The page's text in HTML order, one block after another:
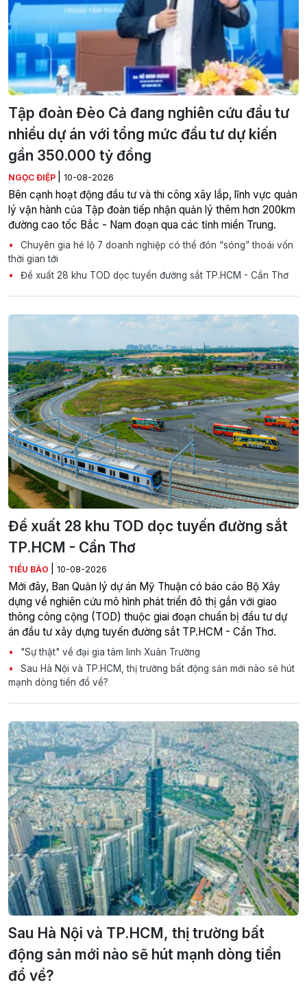
Tập đoàn Đèo Cả đang nghiên cứu đầu tư
nhiều dự án với tổng mức đầu tư dự kiến
gần 350.000 tỷ đồng
NGỌC ĐIỆP 10-08-2026
Bên cạnh hoạt động đầu tư và thi công xây lắp, lĩnh vực quản
lý vận hành của Tập đoàn tiếp nhận quản lý thêm hơn 200km
đường cao tốc Bắc - Nam đoạn qua các tỉnh miền Trung.
Chuyên gia hé lộ 7 doanh nghiệp có thể đón “sóng” thoái vốn
thời gian tới
Đề xuất 28 khu TOD dọc tuyến đường sắt TP.HCM - Cần Thơ
Đề xuất 28 khu TOD dọc tuyến đường sắt
TP.HCM - Cần Thơ
TIỂU BẢO 10-08-2026
Mới đây, Ban Quản lý dự án Mỹ Thuận có báo cáo Bộ Xây
dựng về nghiên cứu mô hình phát triển đô thị gắn với giao
thông công cộng (TOD) thuộc giai đoạn chuẩn bị đầu tư dự
án đầu tư xây dựng tuyến đường sắt TP.HCM - Cần Thơ.
"Sự thật" về đại gia tâm linh Xuân Trường
Sau Hà Nội và TP.HCM, thị trường bất động sản mới nào sẽ hút
mạnh dòng tiền đổ về?
Sau Hà Nội và TP.HCM, thị trường bất
động sản mới nào sẽ hút mạnh dòng tiền
đổ về?